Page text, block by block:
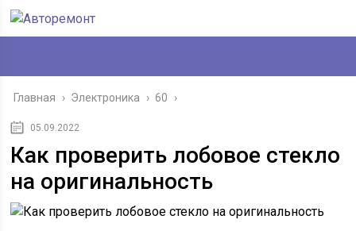
Главная › Электроника › 60 ›
05.09.2022
Как проверить лобовое стекло
на оригинальность